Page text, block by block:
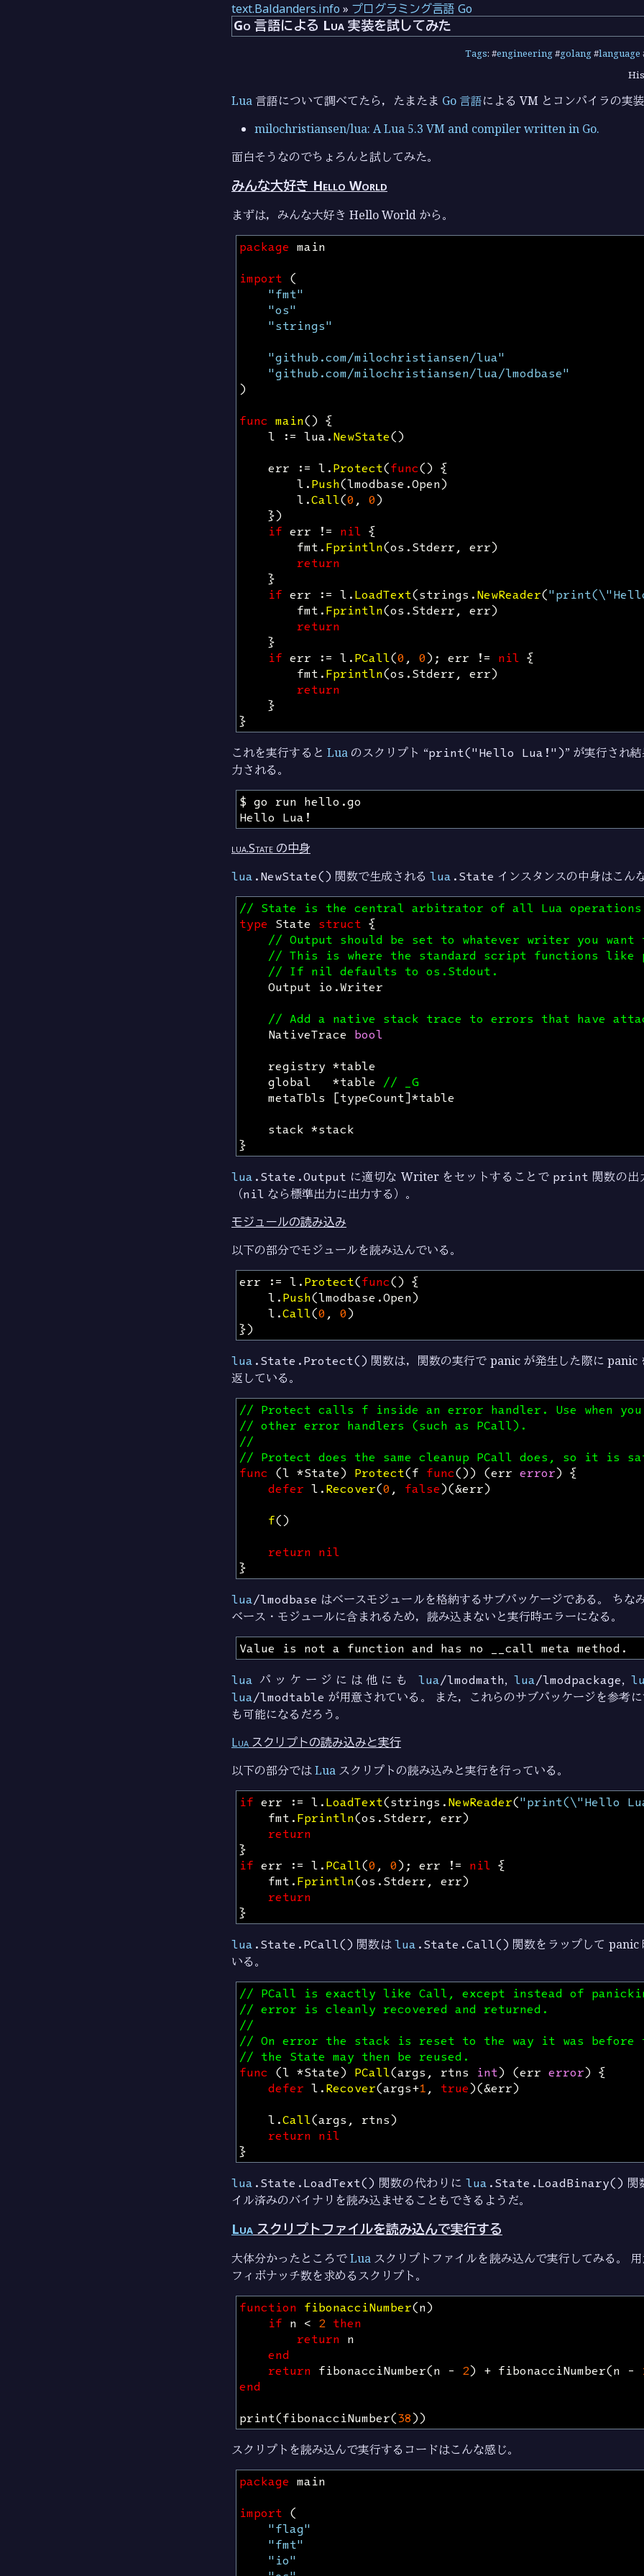
text.Baldanders.info » プログラミング言語 Go
Go 言語による Lua 実装を試してみた
Tags: #engineering#golang#language
Lua 言語について調べてたら，たまたま Go 言語による VM とコンパイラの実装
milochristiansen/lua: A Lua 5.3 VM and compiler written in Go.
面白そうなのでちょろんと試してみた。
みんな大好き Hello World
まずは，みんな大好き Hello World から。
package main
import (
"fmt"
"os"
"strings"
"github.com/milochristiansen/lua"
"github.com/milochristiansen/lua/lmodbase"
)
func main() {
l
:= lua .NewState()
err
:= l .Protect(func() {
l .Push(lmodbase .Open)
l .Call(0 , 0)
})
if err != nil {
fmt .Fprintln(os .Stderr , err)
return
}
if err := l .LoadText(strings .NewReader(
fmt .Fprintln(os .Stderr , err)
return
}
if err := l .PCall(0 , 0); err != nil {
fmt .Fprintln(os .Stderr , err)
return
}
}
これを実行すると Luaのスクリプト “print("Hello Lua!")” が実行され
力される。
lua.State の中身
lua .NewState() 関数で生成される lua .State インスタンスの中身はこんな
// State is the central arbitrator of all Lua
type State struct {
// Output should be set to whatever writer you want
// This is where the standard script functions
// If nil defaults to os.Stdout.
Output io .Writer
// Add a native stack trace to errors that have
NativeTrace bool
registry *table
global
*table // _G
metaTbls
[typeCount]*table
stack *stack
}
lua .State.Output に適切な Writer をセットすることで print 関数の出
（nil なら標準出力に出力する）。
モジュールの読み込み
以下の部分でモジュールを読み込んでいる。
err
:= l .Protect(func() {
l .Push(lmodbase .Open)
l .Call(0 , 0)
})
lua .State.Protect() 関数は，関数の実行で panic が発生した際に panic
返している。
// Protect calls f inside an error handler. Use when
// other error handlers (such as PCall).
//
// Protect does the same cleanup PCall does, so it is
func (l *State) Protect(f func()) (err error) {
defer l .Recover(0 , false)(&err)
f()
return nil
}
lua/lmodbase はベースモジュールを格納するサブパッケージである。 ちな
ベース・モジュールに含まれるため，読み込まないと実行時エラーになる。
lua パッケージには他にも lua/lmodmath, lua/lmodpackage,
lua/lmodtable が用意されている。 また，これらのサブパッケージを参考
も可能になるだろう。
Lua スクリプトの読み込みと実行
以下の部分ではLua スクリプトの読み込みと実行を行っている。
if err := l .LoadText(strings .NewReader("print(\"Hello
fmt .Fprintln(os .Stderr , err)
return
}
if err := l .PCall(0 , 0); err != nil {
fmt .Fprintln(os .Stderr , err)
return
}
lua .State.PCall() 関数はlua .State.Call() 関数をラップして panic
いる。
// PCall is exactly like Call, except instead of
// error is cleanly recovered and returned.
//
// On error the stack is reset to the way it was before
// the State may then be reused.
func (l *State) PCall(args , rtns int) (err error) {
defer l .Recover(args+1 , true)(&err)
l .Call(args , rtns)
return nil
}
lua .State.LoadText() 関数の代わりに lua .State.LoadBinary() 関
イル済みのバイナリを読み込ませることもできるようだ。
Lua スクリプトファイルを読み込んで実行する
大体分かったところでLuaスクリプトファイルを読み込んで実行してみる。
フィボナッチ数を求めるスクリプト。
function fibonacciNumber(n)
if n < 2 then
return n
end
return fibonacciNumber(n - 2) + fibonacciNumber(n -
end
print(fibonacciNumber(38))
スクリプトを読み込んで実行するコードはこんな感じ。
package main
import (
"flag"
"fmt"
"io"